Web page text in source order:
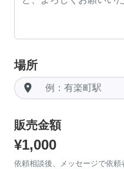
場所
room
販売金額
¥1,000
依頼相談後、メッセージで依